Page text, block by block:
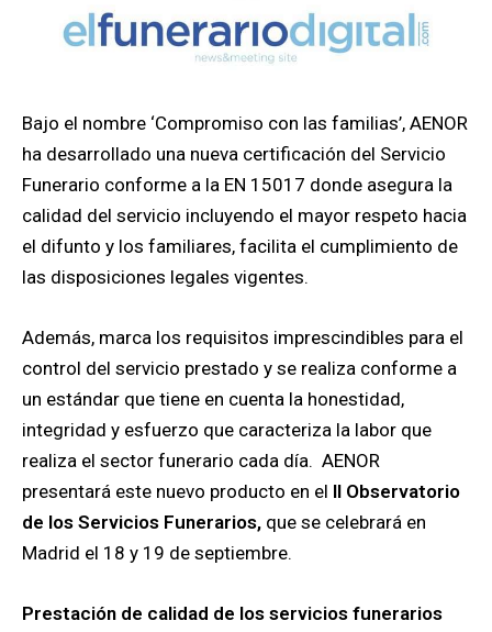
Bajo el nombre ‘Compromiso con las familias’, AENOR
ha desarrollado una nueva certificación del Servicio
Funerario ​​conforme a la EN 15017 donde asegura la
calidad del servicio incluyendo el mayor respeto hacia
el difunto y los familiares, facilita el cumplimiento de
las disposiciones legales vigentes.
Además, marca los requisitos imprescindibles para el
control del servicio prestado y se realiza conforme a
un estándar que tiene en cuenta la honestidad,
integridad y esfuerzo que caracteriza la labor que
realiza el sector funerario cada día. AENOR
presentará este nuevo producto en el II Observatorio
de los Servicios Funerarios, que se celebrará en
Madrid el 18 y 19 de septiembre.
Prestación de calidad de los servicios funerarios